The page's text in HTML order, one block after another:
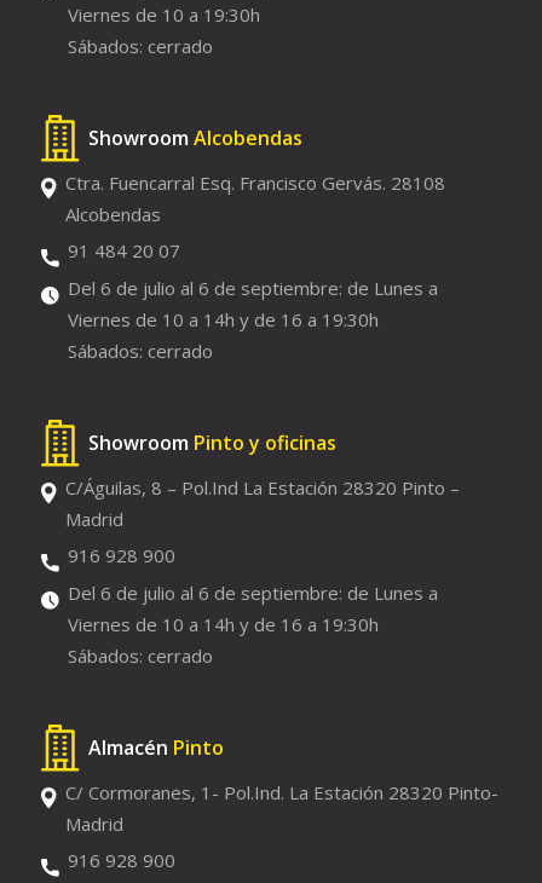
Viernes de 10 a 19:30h
Sábados: cerrado
Showroom Alcobendas
Ctra. Fuencarral Esq. Francisco Gervás. 28108
Alcobendas
91 484 20 07
Del 6 de julio al 6 de septiembre: de Lunes a
Viernes de 10 a 14h y de 16 a 19:30h
Sábados: cerrado
Showroom Pinto y oficinas
C/Águilas, 8 – Pol.Ind La Estación 28320 Pinto –
Madrid
916 928 900
Del 6 de julio al 6 de septiembre: de Lunes a
Viernes de 10 a 14h y de 16 a 19:30h
Sábados: cerrado
Almacén Pinto
C/ Cormoranes, 1- Pol.Ind. La Estación 28320 Pinto-
Madrid
916 928 900